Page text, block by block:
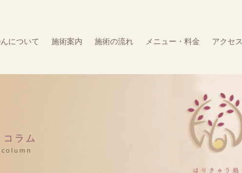
について 施術案内 施術の流れ メニュー・料金 アクセス
ラム